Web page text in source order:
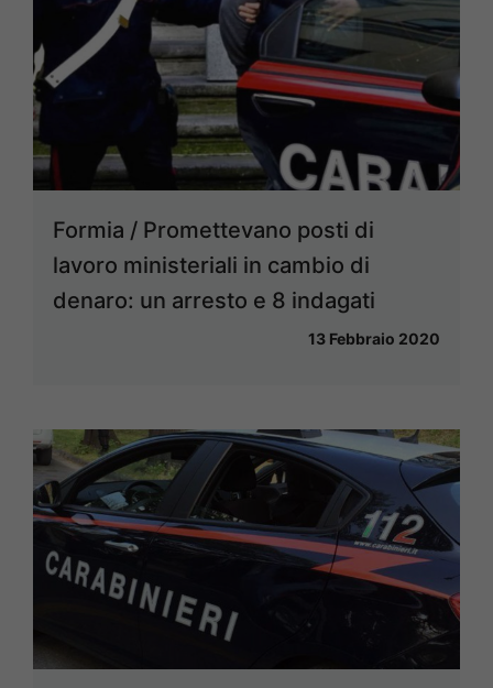
Formia / Promettevano posti di
lavoro ministeriali in cambio di
denaro: un arresto e 8 indagati
13 Febbraio 2020